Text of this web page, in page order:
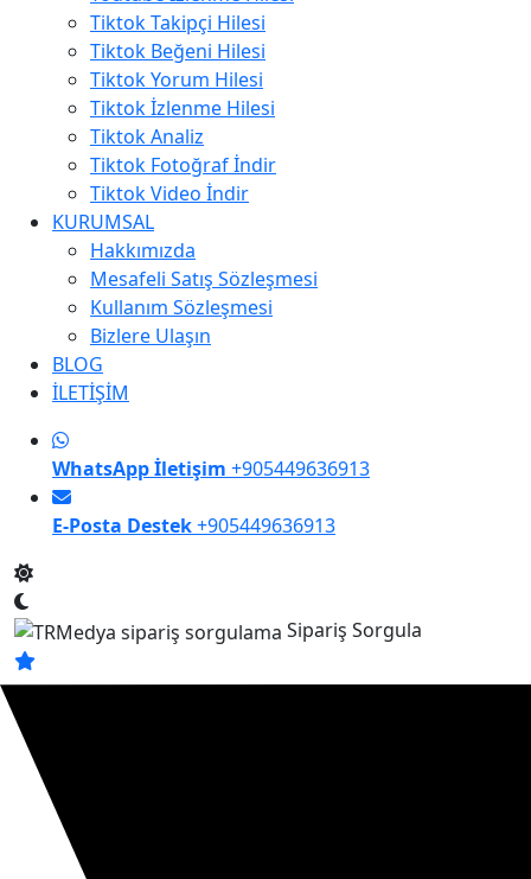
Tiktok Takipçi Hilesi
Tiktok Beğeni Hilesi
Tiktok Yorum Hilesi
Tiktok İzlenme Hilesi
Tiktok Analiz
Tiktok Fotoğraf İndir
Tiktok Video İndir
KURUMSAL
Hakkımızda
Mesafeli Satış Sözleşmesi
Kullanım Sözleşmesi
Bizlere Ulaşın
BLOG
İLETİŞİM
WhatsApp İletişim +905449636913
E-Posta Destek+905449636913
Sipariş Sorgula